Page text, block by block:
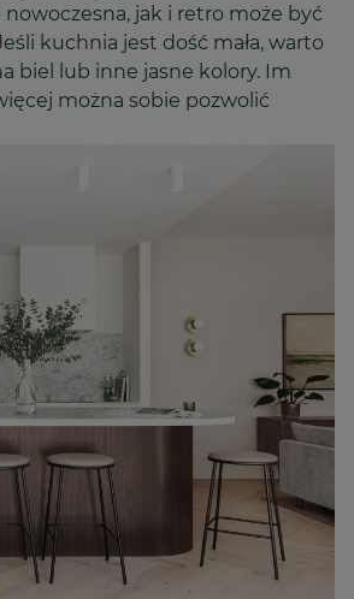
jak i retro może być
kuchnia jest dość mała, warto
biel lub inne jasne kolory. Im
można sobie pozwolić